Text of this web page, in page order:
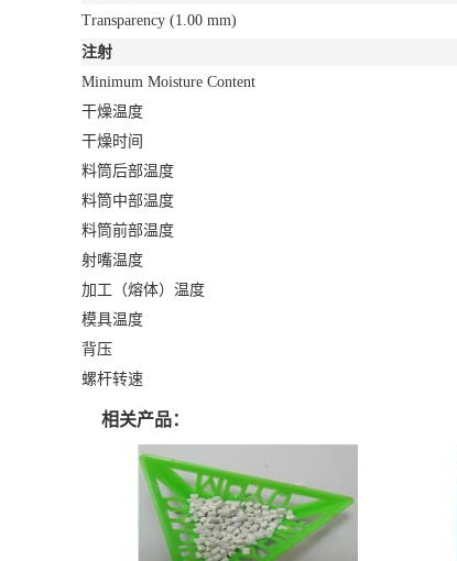
Transparency (1.00 mm)
注射
Minimum Moisture Content
干燥温度
干燥时间
料筒后部温度
料筒中部温度
料筒前部温度
射嘴温度
加工（熔体）温度
模具温度
背压
螺杆转速
相关产品：